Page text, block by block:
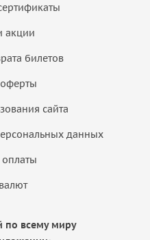
акции
билетов
сайта
данных
по всему миру